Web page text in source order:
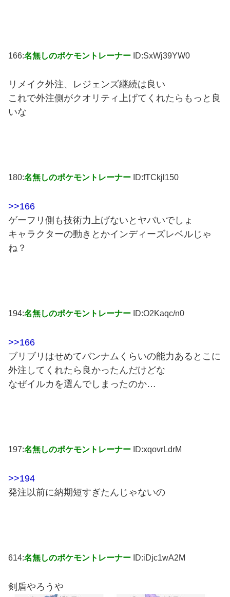
166:名無しのポケモントレーナー ID:SxWj39YW0
リメイク外注、レジェンズ継続は良い
これで外注側がクオリティ上げてくれたらもっと良
いな
180:名無しのポケモントレーナー ID:fTCkjl150
>>166
ゲーフリ側も技術力上げないとヤバいでしょ
キャラクターの動きとかインディーズレベルじゃ
ね？
194:名無しのポケモントレーナー ID:O2Kaqc/n0
>>166
ブリブリはせめてバンナムくらいの能力あるとこに
外注してくれたら良かったんだけどな
なぜイルカを選んでしまったのか…
197:名無しのポケモントレーナー ID:xqovrLdrM
>>194
発注以前に納期短すぎたんじゃないの
614:名無しのポケモントレーナー ID:iDjc1wA2M
剣盾やろうや